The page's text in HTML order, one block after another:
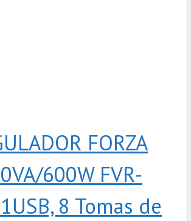
FORZA
600W FVR-
8 Tomas de